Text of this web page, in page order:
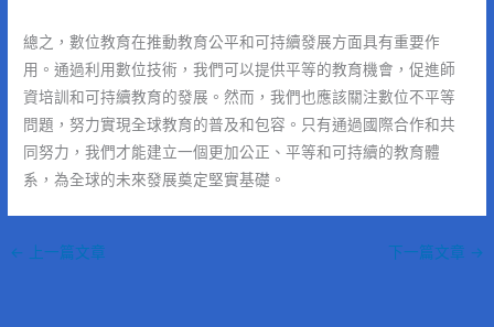
總之，數位教育在推動教育公平和可持續發展方面具有重要作
用。通過利用數位技術，我們可以提供平等的教育機會，促進師
資培訓和可持續教育的發展。然而，我們也應該關注數位不平等
問題，努力實現全球教育的普及和包容。只有通過國際合作和共
同努力，我們才能建立一個更加公正、平等和可持續的教育體
系，為全球的未來發展奠定堅實基礎。
← 上一篇文章 下一篇文章 →